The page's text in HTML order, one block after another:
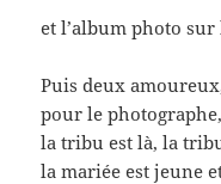
et l’album photo sur
Puis deux
pour le
la tribu est là, la
la mariée est jeune